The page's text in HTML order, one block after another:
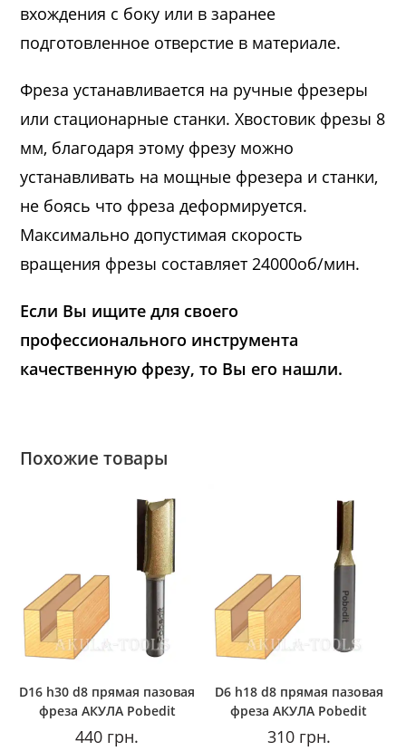
вхождения с боку или в заранее
подготовленное отверстие в материале.
Фреза устанавливается на ручные фрезеры
или стационарные станки. Хвостовик фрезы 8
мм, благодаря этому фрезу можно
устанавливать на мощные фрезера и станки,
не боясь что фреза деформируется.
Максимально допустимая скорость
вращения фрезы составляет 24000об/мин.
Если Вы ищите для своего
профессионального инструмента
качественную фрезу, то Вы его нашли.
Похожие товары
D16 h30 d8 прямая пазовая
фреза AКУЛА Pobedit
440 грн.
D6 h18 d8 прямая пазовая
фреза AКУЛА Pobedit
310грн.